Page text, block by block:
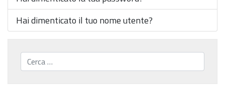
Hai dimenticato il tuo nome utente?
Cerca...